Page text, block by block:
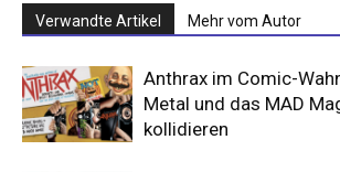
Verwandte Artikel Mehr vom Autor
Anthrax im Comic-
Metal und das MAD
kollidieren